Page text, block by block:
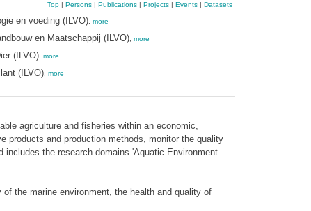
Top| Persons| Publications| Projects| Events| Datasets
en voeding (ILVO), more
en Maatschappij (ILVO), more
(ILVO), more
(ILVO), more
agriculture and fisheries within an economic,
products and production methods, monitor the quality
the research domains 'Aquatic Environment
the marine environment, the health and quality of